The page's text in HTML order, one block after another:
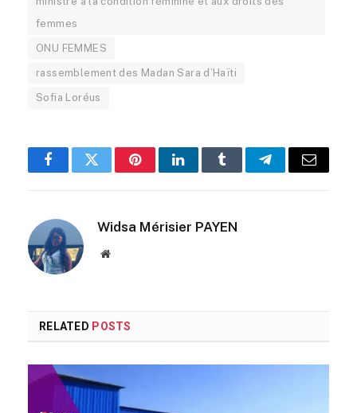
femmes
ONU FEMMES
rassemblement des Madan Sara d’Haïti
Sofia Loréus
FacebookTwitterPinterestLinkedInTumblrTelegramEmail
Widsa Mérisier PAYEN
Website
RELATED POSTS